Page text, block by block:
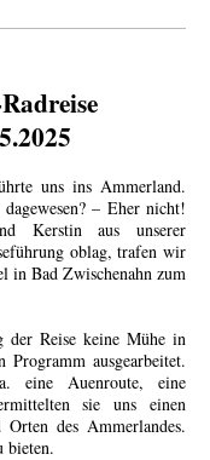
uns ins Ammerland.
– Eher nicht!
Kerstin aus unserer
oblag, trafen wir
in Bad Zwischenahn zum
der Reise keine Mühe in
ausgearbeitet.
eine Auenroute, eine
sie uns einen
des Ammerlandes.
bieten.